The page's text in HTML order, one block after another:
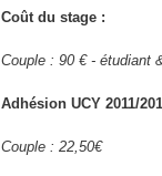
Coût
Couple : 90 € - étudiant
Adhésion UCY
Couple : 22,50€